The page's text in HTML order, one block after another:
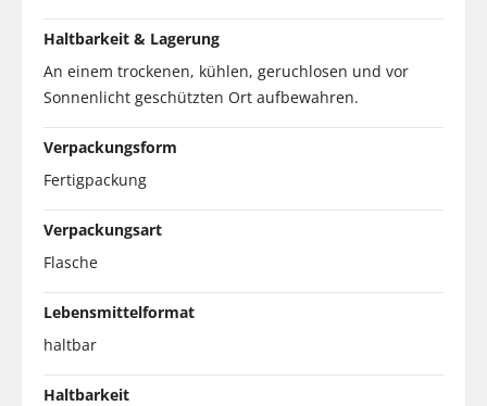
Haltbarkeit & Lagerung
An einem trockenen, kühlen, geruchlosen und vor
Sonnenlicht geschützten Ort aufbewahren.
Verpackungsform
Fertigpackung
Verpackungsart
Flasche
Lebensmittelformat
haltbar
Haltbarkeit